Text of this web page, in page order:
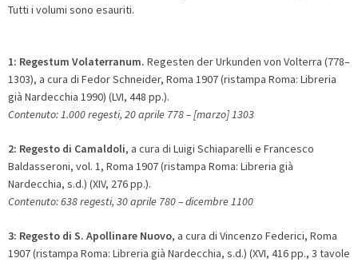
Tutti i volumi sono esauriti.
1: Regestum Volaterranum. Regesten der Urkunden von Volterra (778–
1303), a cura di Fedor Schneider, Roma 1907 (ristampa Roma: Libreria
già Nardecchia 1990) (LVI, 448 pp.).
Contenuto: 1.000 regesti, 20 aprile 778 – [marzo] 1303
2: Regesto di Camaldoli, a cura di Luigi Schiaparelli e Francesco
Baldasseroni, vol. 1, Roma 1907 (ristampa Roma: Libreria già
Nardecchia, s.d.) (XIV, 276 pp.).
Contenuto: 638 regesti, 30 aprile 780 – dicembre 1100
3: Regesto di S. Apollinare Nuovo, a cura di Vincenzo Federici, Roma
1907 (ristampa Roma: Libreria già Nardecchia, s.d.) (XVI, 416 pp., 3 tavole